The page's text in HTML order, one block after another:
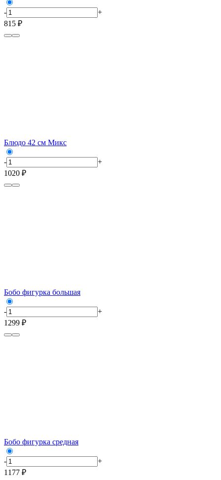
-
+
815 ₽
Блюдо 42 см Микс
-
+
1020 ₽
Бобо фигурка большая
-
+
1299 ₽
Бобо фигурка средная
-
+
1177 ₽